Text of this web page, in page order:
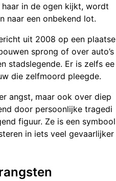
in de ogen kijkt, wordt
naar een onbekend lot.
uit 2008 op een plaatse
sprong of over auto’s
stadslegende. Er is zelfs ee
die zelfmoord pleegde.
angst, maar ook over diep
door persoonlijke tragedi
figuur. Ze is een symbool
in iets veel gevaarlijker